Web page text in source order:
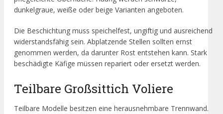
dunkelgraue, weiße oder beige Varianten angeboten.
Die Beschichtung muss speichelfest, ungiftig und ausreichend
widerstandsfähig sein. Abplatzende Stellen sollten ernst
genommen werden, da darunter Rost entstehen kann. Stark
beschädigte Käfige müssen repariert oder ersetzt werden.
Teilbare Großsittich Voliere
Teilbare Modelle besitzen eine herausnehmbare Trennwand.